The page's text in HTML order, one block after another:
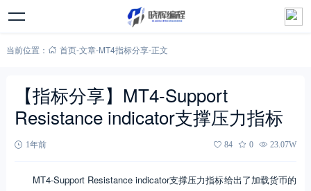
当前位置： 首页-文章-MT4指标分享-正文
【指标分享】MT4-Support
Resistance indicator支撑压力指标
1年前 84 0 23.07W
MT4-Support Resistance indicator支撑压力指标给出了加载货币的